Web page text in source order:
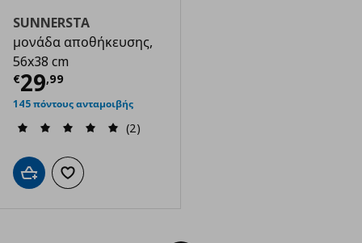
SUNNERSTA
μονάδα αποθήκευσης,
56x38 cm
€29,99
Τρέχουσα τιμή
145 πόντους ανταμοιβής
(2)
Προσθήκη στο καλάθι
Προσθήκη στα αγαπημένα